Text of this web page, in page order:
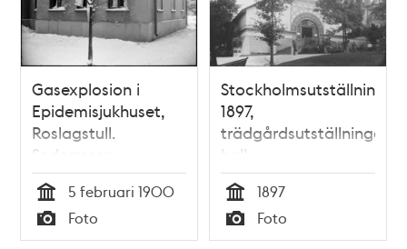
Gasexplosion i
Epidemisjukhuset,
Roslagstull.
Sedermera
Roslagstulls sjukhus
Tid
5 februari 1900
Typ
Foto
Stockholmsutställningen
1897,
trädgårdsutställningens
hall
Tid
1897
Typ
Foto